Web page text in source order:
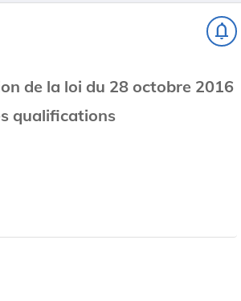
notifications_none
de la loi du 28 octobre 2016
qualifications